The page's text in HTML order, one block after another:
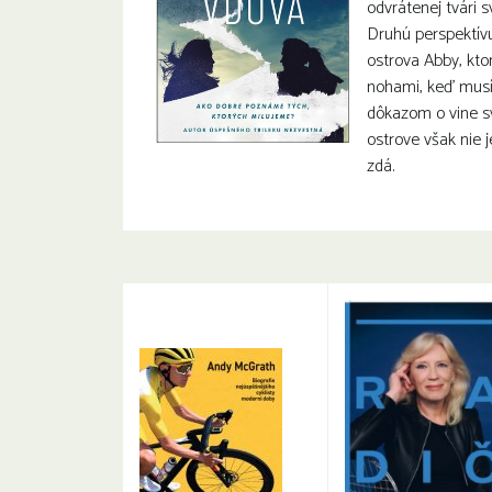
odvrátenej tvári
Druhú
ostrova Abby,
nohami, keď
dôkazom o vine
ostrove však nie
zdá.